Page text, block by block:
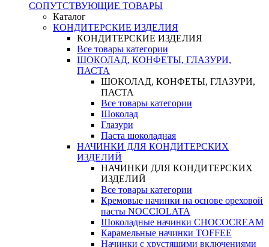
СОПУТСТВУЮЩИЕ ТОВАРЫ
Каталог
КОНДИТЕРСКИЕ ИЗДЕЛИЯ
КОНДИТЕРСКИЕ ИЗДЕЛИЯ
Все товары категории
ШОКОЛАД, КОНФЕТЫ, ГЛАЗУРИ,
ПАСТА
ШОКОЛАД, КОНФЕТЫ, ГЛАЗУРИ,
ПАСТА
Все товары категории
Шоколад
Глазури
Паста шоколадная
НАЧИНКИ ДЛЯ КОНДИТЕРСКИХ
ИЗДЕЛИЙ
НАЧИНКИ ДЛЯ КОНДИТЕРСКИХ
ИЗДЕЛИЙ
Все товары категории
Кремовые начинки на основе ореховой
пасты NOCCIOLATA
Шоколадные начинки CHOCOCREAM
Карамельные начинки TOFFEE
Начинки с хрустящими включениями